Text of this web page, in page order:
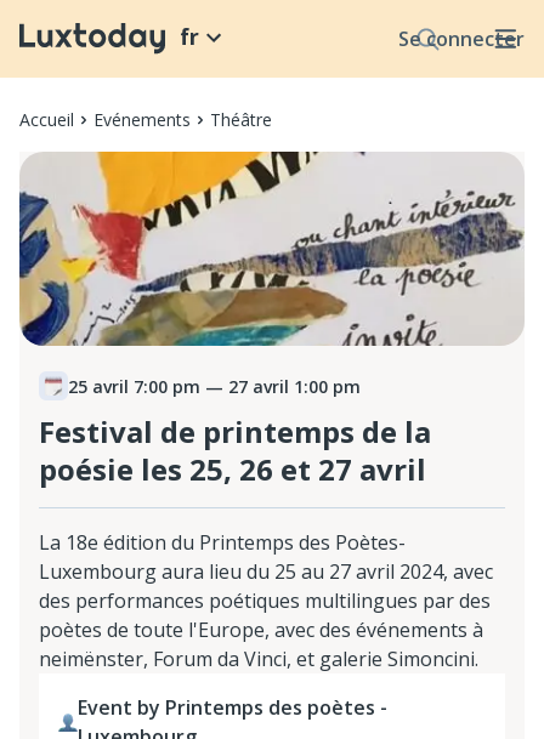
Se connecter
fr
Accueil Evénements Théâtre
25 avril 7:00 pm — 27 avril 1:00 pm
Festival de printemps de la
poésie les 25, 26 et 27 avril
La 18e édition du Printemps des Poètes-
Luxembourg aura lieu du 25 au 27 avril 2024, avec
des performances poétiques multilingues par des
poètes de toute l'Europe, avec des événements à
neimënster, Forum da Vinci, et galerie Simoncini.
Event by Printemps des poètes -